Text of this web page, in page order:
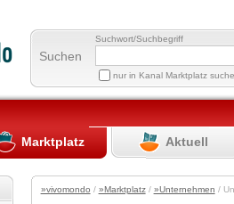
Suchen
Suchwort/Suchbegriff
nur in Kanal Marktplatz
Marktplatz Aktuell
»vivomondo / »Marktplatz/ »Unternehmen /